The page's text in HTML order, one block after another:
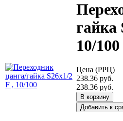
гайка
10/100
Цена (РРЦ)
238.36 руб.
238.36 руб.
В корзину
Добавить к